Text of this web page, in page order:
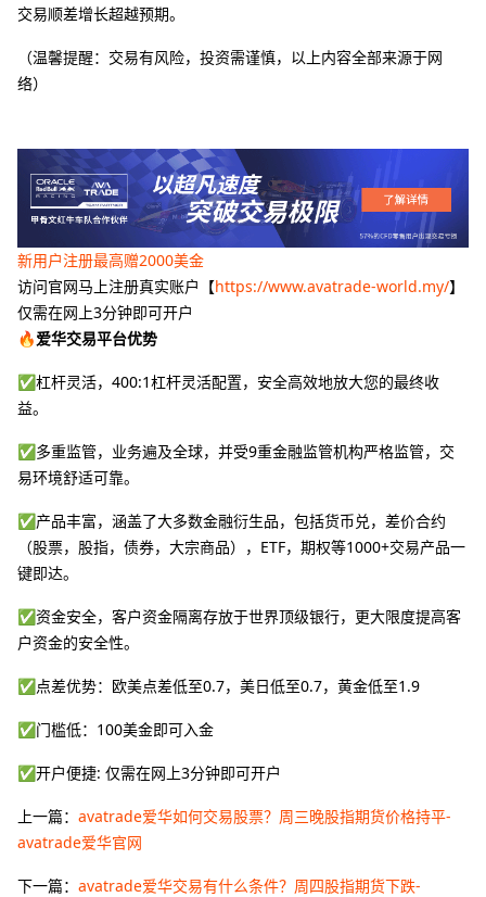
交易顺差增长超越预期。
（温馨提醒：交易有风险，投资需谨慎，以上内容全部来源于网
络）
新用户注册最高赠2000美金
访问官网马上注册真实账户【https://www.avatrade-world.my/】
仅需在网上3分钟即可开户
🔥爱华交易平台优势
✅杠杆灵活，400:1杠杆灵活配置，安全高效地放大您的最终收
益。
✅多重监管，业务遍及全球，并受9重金融监管机构严格监管，交
易环境舒适可靠。
✅产品丰富，涵盖了大多数金融衍生品，包括货币兑，差价合约
（股票，股指，债券，大宗商品），ETF，期权等1000+交易产品一
键即达。
✅资金安全，客户资金隔离存放于世界顶级银行，更大限度提高客
户资金的安全性。
✅点差优势：欧美点差低至0.7，美日低至0.7，黄金低至1.9
✅门槛低：100美金即可入金
✅开户便捷: 仅需在网上3分钟即可开户
上一篇： avatrade爱华如何交易股票？周三晚股指期货价格持平-
avatrade爱华官网
下一篇： avatrade爱华交易有什么条件？周四股指期货下跌-